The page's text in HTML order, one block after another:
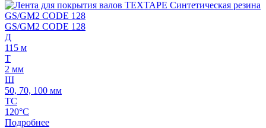
GS/GM2 CODE 128
Д
115 м
Т
2 мм
Ш
50, 70, 100 мм
ТС
120°C
Подробнее